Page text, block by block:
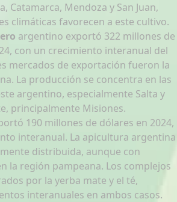
Catamarca, Mendoza y San Juan,
climáticas favorecen a este cultivo.
argentino exportó 322 millones de
con un crecimiento interanual del
mercados de exportación fueron la
La producción se concentra en las
argentino, especialmente Salta y
principalmente Misiones.
190 millones de dólares en 2024,
interanual. La apicultura argentina
distribuida, aunque con
la región pampeana. Los complejos
por la yerba mate y el té,
interanuales en ambos casos.